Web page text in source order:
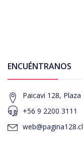
ENCUÉNTRANOS
Paicavi 128,
+56 9 2200 3111
web@pagina128.cl